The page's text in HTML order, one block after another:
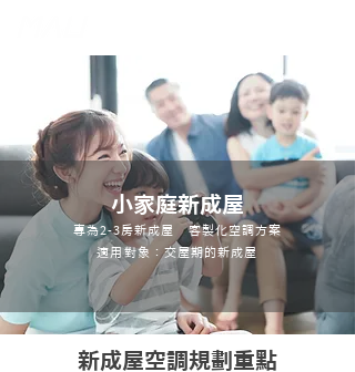
小家庭新成屋
專為2-3房新成屋 客製化空調方案
適用對象：交屋期的新成屋
新成屋空調規劃重點